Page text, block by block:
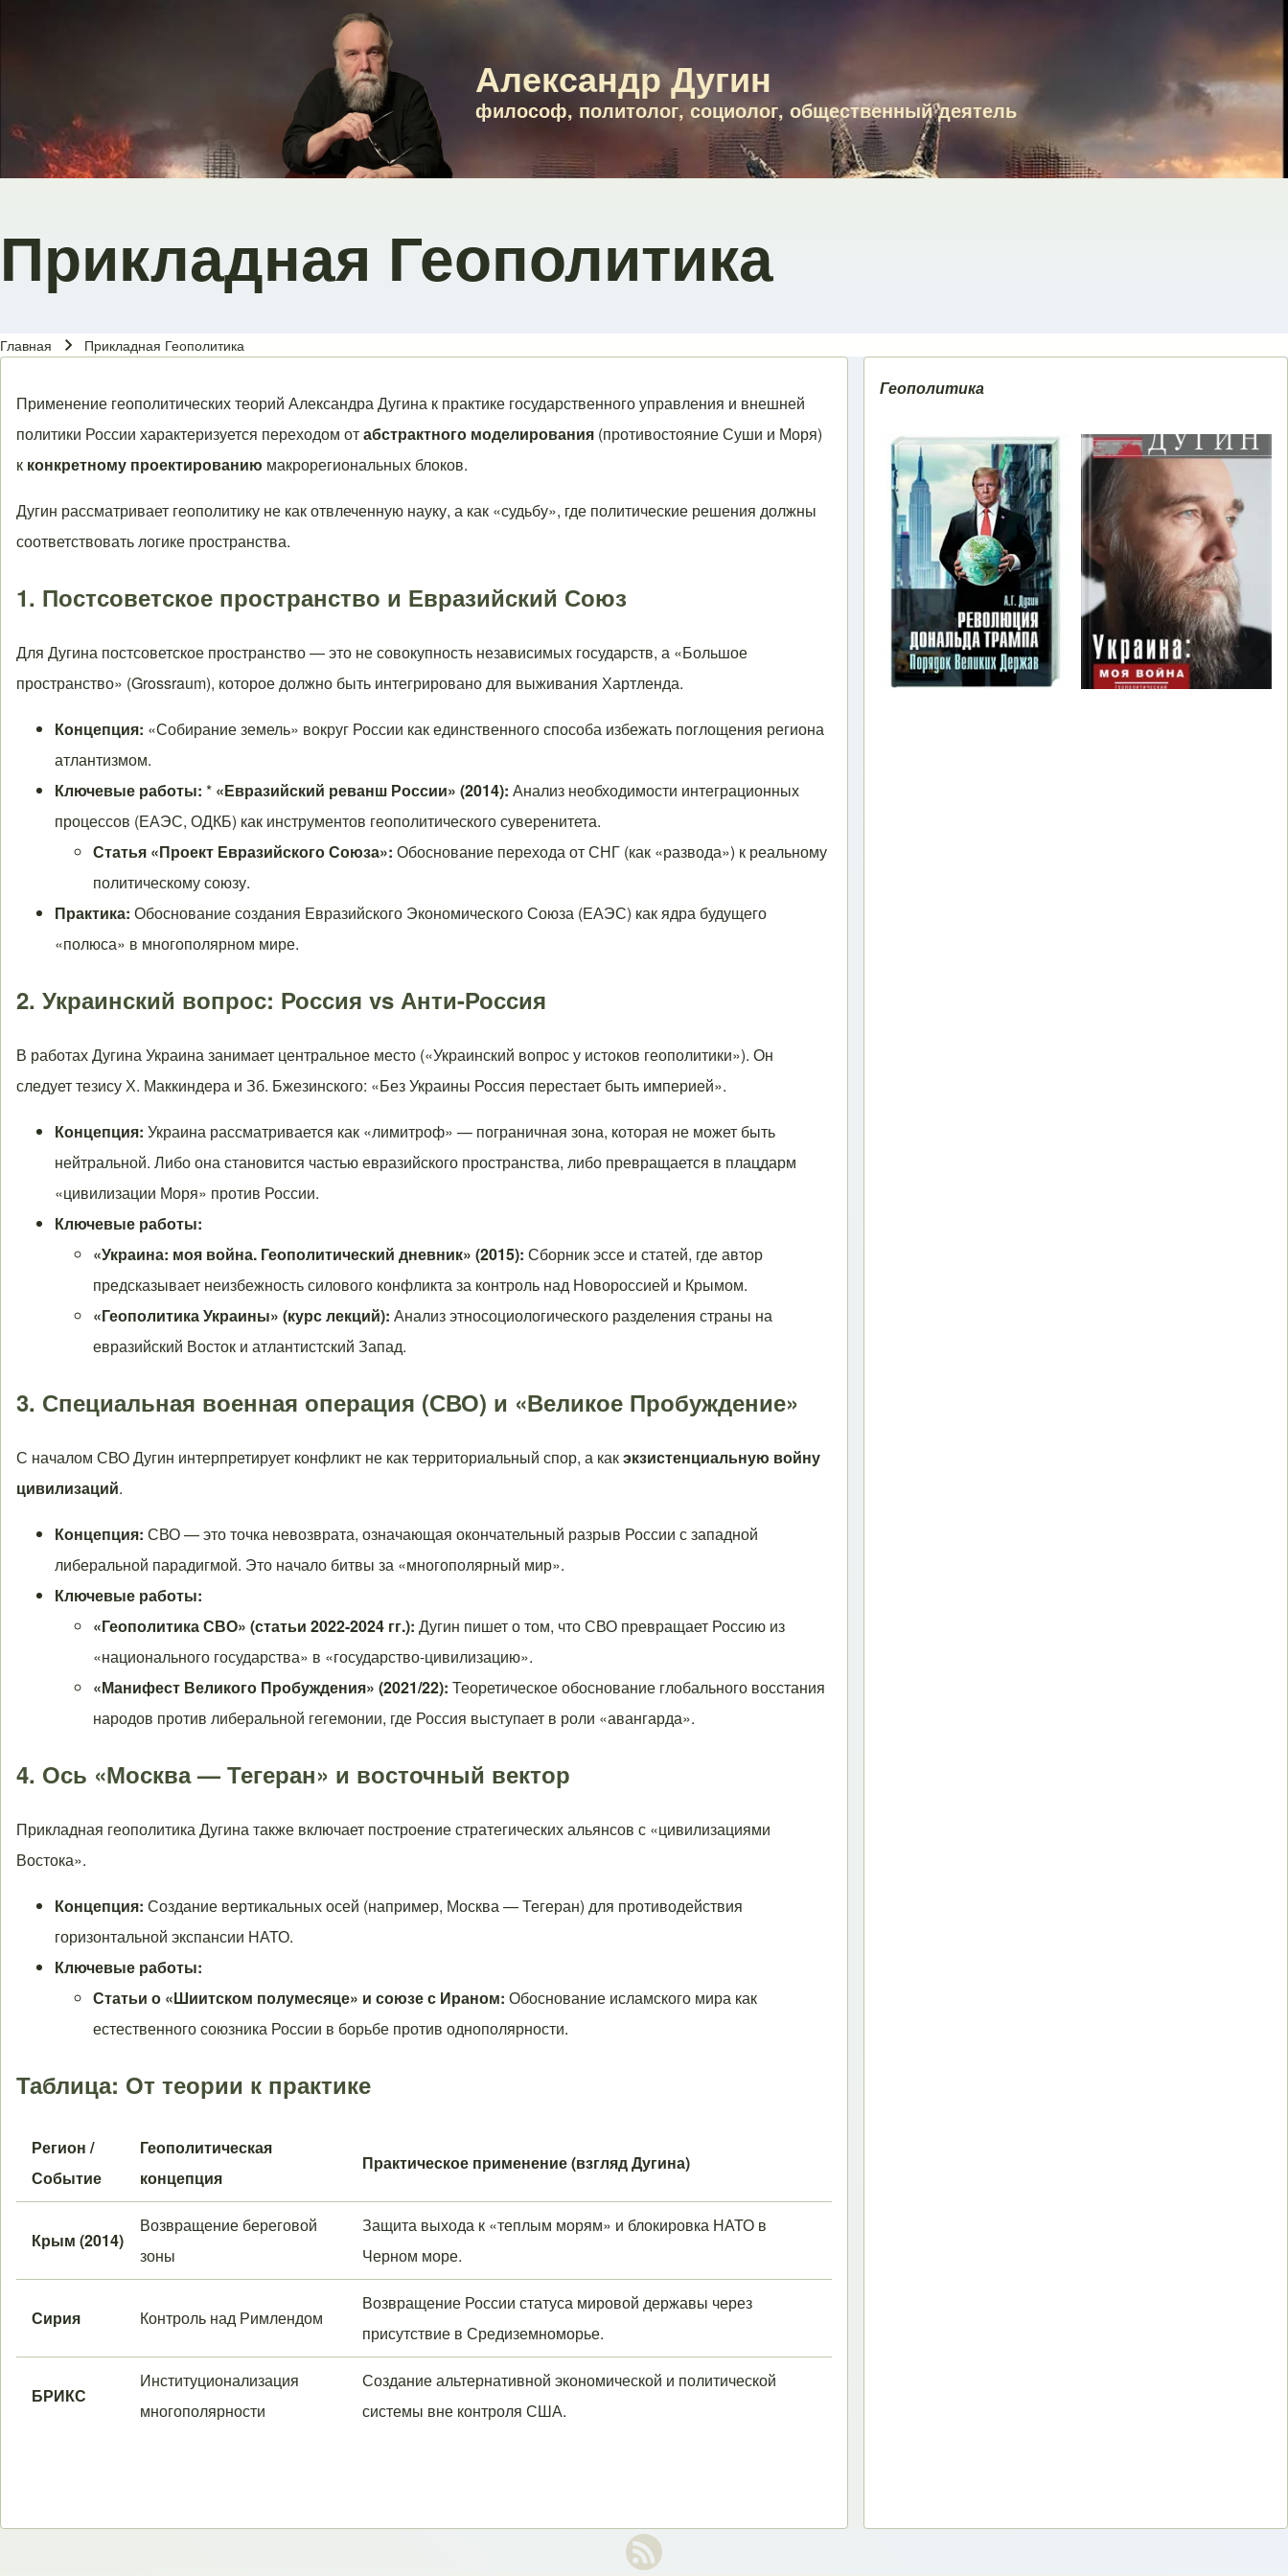
Александр Дугин
философ, политолог, социолог, общественный деятель
Прикладная Геополитика
Главная Прикладная Геополитика
Применение геополитических теорий Александра Дугина к практике государственного управления и внешней
политики России характеризуется переходом отабстрактного моделирования (противостояние Суши и Моря)
к конкретному проектированию макрорегиональных блоков.
Дугин рассматривает геополитику не как отвлеченную науку, а как «судьбу», где политические решения должны
соответствовать логике пространства.
1. Постсоветское пространство и Евразийский Союз
Для Дугина постсоветское пространство — это не совокупность независимых государств, а «Большое
пространство» (Grossraum), которое должно быть интегрировано для выживания Хартленда.
Концепция: «Собирание земель» вокруг России как единственного способа избежать поглощения региона
атлантизмом.
Ключевые работы: * «Евразийский реванш России» (2014): Анализ необходимости интеграционных
процессов (ЕАЭС, ОДКБ) как инструментов геополитического суверенитета.
Статья «Проект Евразийского Союза»: Обоснование перехода от СНГ (как «развода») к реальному
политическому союзу.
Практика: Обоснование создания Евразийского Экономического Союза (ЕАЭС) как ядра будущего
«полюса» в многополярном мире.
2. Украинский вопрос: Россия vs Анти-Россия
В работах Дугина Украина занимает центральное место («Украинский вопрос у истоков геополитики»). Он
следует тезису Х. Маккиндера и Зб. Бжезинского: «Без Украины Россия перестает быть империей».
Концепция: Украина рассматривается как «лимитроф» — пограничная зона, которая не может быть
нейтральной. Либо она становится частью евразийского пространства, либо превращается в плацдарм
«цивилизации Моря» против России.
Ключевые работы:
«Украина: моя война. Геополитический дневник» (2015): Сборник эссе и статей, где автор
предсказывает неизбежность силового конфликта за контроль над Новороссией и Крымом.
«Геополитика Украины» (курс лекций): Анализ этносоциологического разделения страны на
евразийский Восток и атлантистский Запад.
3. Специальная военная операция (СВО) и «Великое Пробуждение»
С началом СВО Дугин интерпретирует конфликт не как территориальный спор, а какэкзистенциальную войну
цивилизаций.
Концепция: СВО — это точка невозврата, означающая окончательный разрыв России с западной
либеральной парадигмой. Это начало битвы за «многополярный мир».
Ключевые работы:
«Геополитика СВО» (статьи 2022-2024 гг.): Дугин пишет о том, что СВО превращает Россию из
«национального государства» в «государство-цивилизацию».
«Манифест Великого Пробуждения» (2021/22): Теоретическое обоснование глобального восстания
народов против либеральной гегемонии, где Россия выступает в роли «авангарда».
4. Ось «Москва — Тегеран» и восточный вектор
Прикладная геополитика Дугина также включает построение стратегических альянсов с «цивилизациями
Востока».
Концепция: Создание вертикальных осей (например, Москва — Тегеран) для противодействия
горизонтальной экспансии НАТО.
Ключевые работы:
Статьи о «Шиитском полумесяце» и союзе с Ираном: Обоснование исламского мира как
естественного союзника России в борьбе против однополярности.
Таблица: От теории к практике
Регион /
Событие
Геополитическая
концепция
Практическое применение (взгляд Дугина)
Крым (2014)
Возвращение береговой
зоны
Защита выхода к «теплым морям» и блокировка НАТО в
Черном море.
Сирия Контроль над Римлендом
Возвращение России статуса мировой державы через
присутствие в Средиземноморье.
БРИКС
Институционализация
многополярности
Создание альтернативной экономической и политической
системы вне контроля США.
Геополитика